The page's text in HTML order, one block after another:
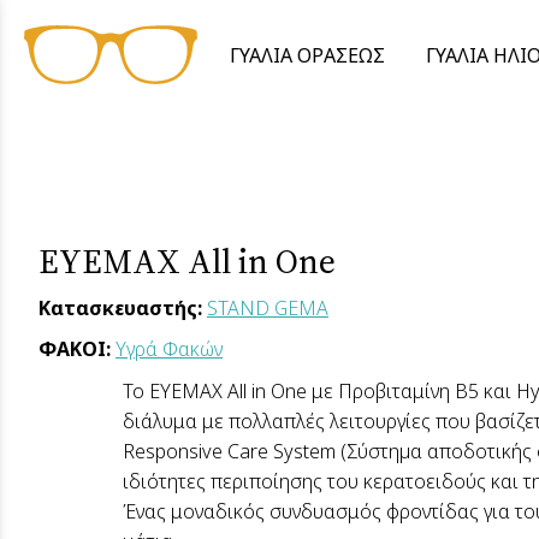
ΓΥΑΛΙΑ ΟΡΑΣΕΩΣ ΓΥΑΛΙΑ
EYEMAX All in One
Κατασκευαστής: STAND GEMA
ΦΑΚΟΙ:Υγρά Φακών
Το EYEMAX All in One με Προβιταμίνη B5 και
διάλυμα με πολλαπλές λειτουργίες που
Responsive Care System (Σύστηµα
ιδιότητες περιποίησης του κερατοειδούς και
Ένας μοναδικός συνδυασμός φροντίδας για